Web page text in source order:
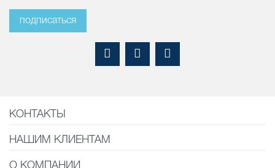
подписаться
КОНТАКТЫ
НАШИМ КЛИЕНТАМ
О КОМПАНИИ